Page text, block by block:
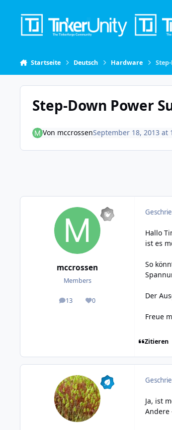
Startseite Deutsch Hardware
Step-Down Power
Von mccrossenSeptember 18, 2013 at
mccrossen
Members
13
posts 0
Reputation
Hallo
ist es
So
Der
Freue
Zitieren
Ja, ist
Andere